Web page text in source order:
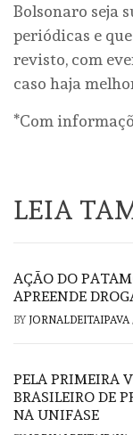
Bolsonaro seja
periódicas e
revisto, com
caso haja
*Com
LEIA
AÇÃO DO
APREENDE
BY JORNALDEITAIPAVA
PELA PRIMEIRA
BRASILEIRO DE
NA UNIFASE